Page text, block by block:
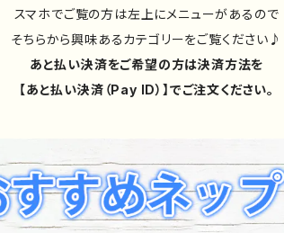
スマホでご覧の方は左上にメニューがあるので
そちらから興味あるカテゴリーをご覧ください♪
あと払い決済をご希望の方は決済方法を
【あと払い決済（Pay ID）】でご注文ください。